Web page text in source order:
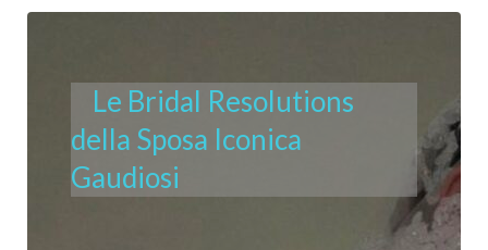
Le Bridal Resolutions
della Sposa Iconica
Gaudiosi